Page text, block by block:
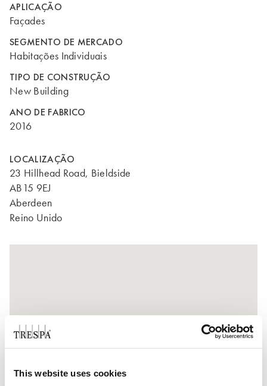
This website uses cookies
APLICAÇÃO
Façades
SEGMENTO DE MERCADO
Habitações Individuais
TIPO DE CONSTRUÇÃO
New Building
ANO DE FABRICO
2016
LOCALIZAÇÃO
23 Hillhead Road, Bieldside
AB15 9EJ
Aberdeen
Reino Unido